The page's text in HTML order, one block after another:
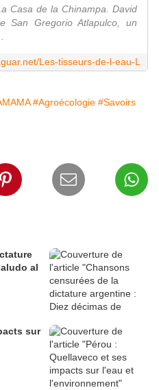
Casa de la Chinampa. David
San Gregorio Atlapulco, un
Les-tisseurs-de-l-eau-L
#Agroécologie #Savoirs
al
sur